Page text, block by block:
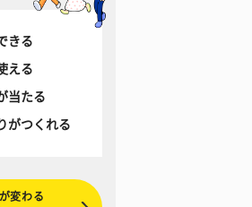
きる
える
当たる
がつくれる
変わる